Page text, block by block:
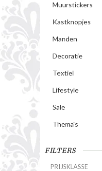
Muurstickers
Kastknopjes
Manden
Decoratie
Textiel
Lifestyle
Sale
Thema's
FILTERS
PRIJSKLASSE